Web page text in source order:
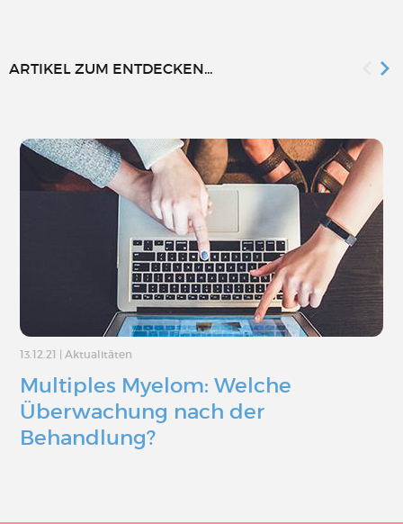
ARTIKEL ZUM ENTDECKEN...
13.12.21 Aktualitäten
Multiples Myelom: Welche
Überwachung nach der
Behandlung?